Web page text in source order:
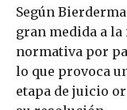
Según
gran medida a
normativa por
lo que provoca
etapa de juicio